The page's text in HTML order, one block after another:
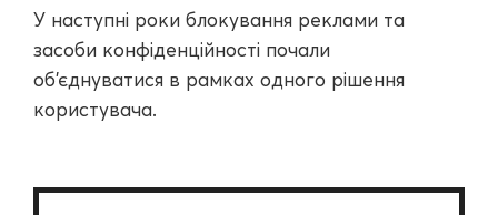
У наступні роки блокування реклами та
засоби конфіденційності почали
об'єднуватися в рамках одного рішення
користувача.